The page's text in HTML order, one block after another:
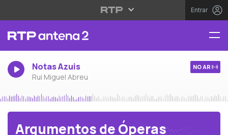
Entrar
Notas Azuis
Rui Miguel Abreu
NO AR
Argumentos de Óperas